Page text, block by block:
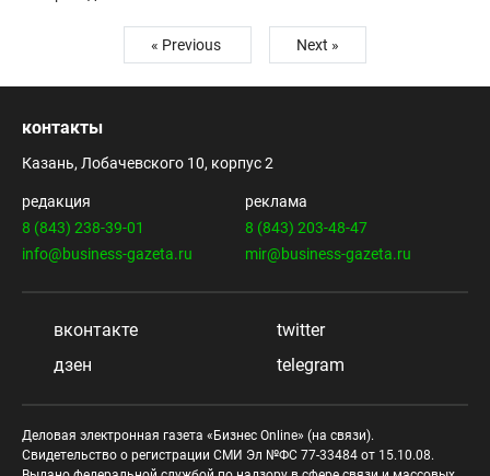
« Previous Next »
контакты
Казань, Лобачевского 10, корпус 2
редакция
8 (843) 238-39-01
info@business-gazeta.ru
реклама
8 (843) 203-48-47
mir@business-gazeta.ru
вконтакте
twitter
дзен
telegram
Деловая электронная газета «Бизнес Online» (на связи).
Свидетельство о регистрации СМИ Эл №ФС 77-33484 от 15.10.08.